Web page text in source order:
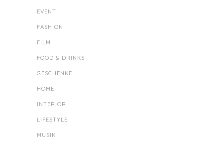
EVENT
FASHION
FILM
FOOD & DRINKS
GESCHENKE
HOME
INTERIOR
LIFESTYLE
MUSIK